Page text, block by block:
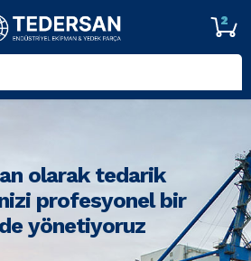
2
olarak tedarik
profesyonel bir
yönetiyoruz